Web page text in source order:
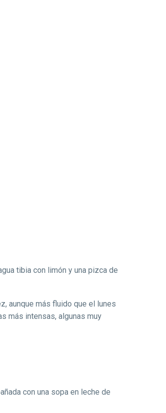
tibia con limón y una pizca de
aunque más fluido que el lunes
más intensas, algunas muy
con una sopa en leche de